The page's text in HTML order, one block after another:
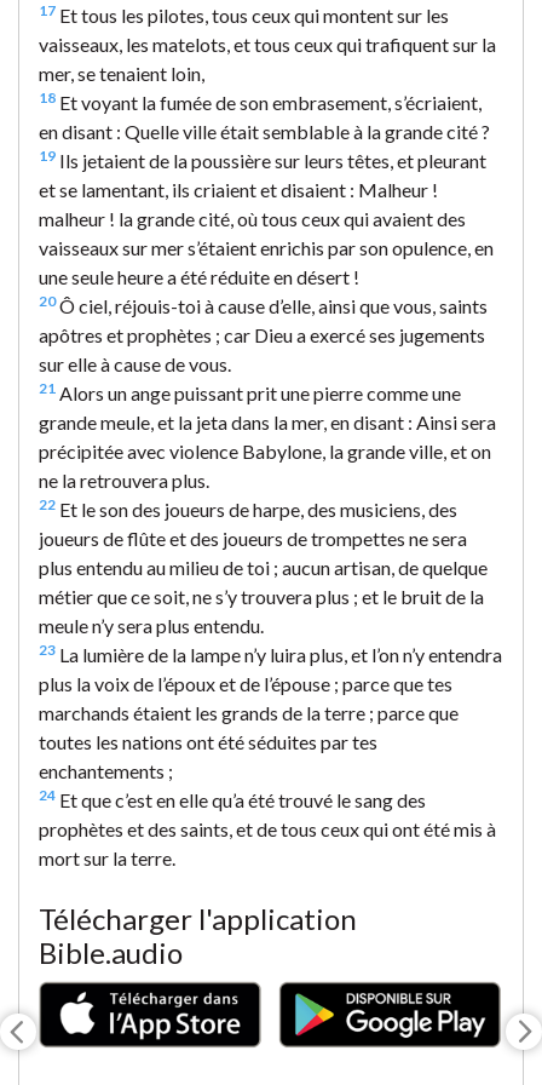
17 Et tous les pilotes, tous ceux qui montent sur les
vaisseaux, les matelots, et tous ceux qui trafiquent sur la
mer, se tenaient loin,
18 Et voyant la fumée de son embrasement, s’écriaient,
en disant : Quelle ville était semblable à la grande cité ?
19 Ils jetaient de la poussière sur leurs têtes, et pleurant
et se lamentant, ils criaient et disaient : Malheur !
malheur ! la grande cité, où tous ceux qui avaient des
vaisseaux sur mer s’étaient enrichis par son opulence, en
une seule heure a été réduite en désert !
20Ô ciel, réjouis-toi à cause d’elle, ainsi que vous, saints
apôtres et prophètes ; car Dieu a exercé ses jugements
sur elle à cause de vous.
21 Alors un ange puissant prit une pierre comme une
grande meule, et la jeta dans la mer, en disant : Ainsi sera
précipitée avec violence Babylone, la grande ville, et on
ne la retrouvera plus.
22 Et le son des joueurs de harpe, des musiciens, des
joueurs de flûte et des joueurs de trompettes ne sera
plus entendu au milieu de toi ; aucun artisan, de quelque
métier que ce soit, ne s’y trouvera plus ; et le bruit de la
meule n’y sera plus entendu.
23 La lumière de la lampe n’y luira plus, et l’on n’y entendra
plus la voix de l’époux et de l’épouse ; parce que tes
marchands étaient les grands de la terre ; parce que
toutes les nations ont été séduites par tes
enchantements ;
24 Et que c’est en elle qu’a été trouvé le sang des
prophètes et des saints, et de tous ceux qui ont été mis à
mort sur la terre.
Télécharger l'application
Bible.audio